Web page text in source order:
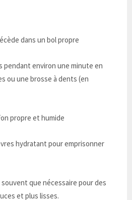
dans un bol propre
pendant environ une minute en
ou une brosse à dents (en
propre et humide
hydratant pour emprisonner
que nécessaire pour des
et plus lisses.